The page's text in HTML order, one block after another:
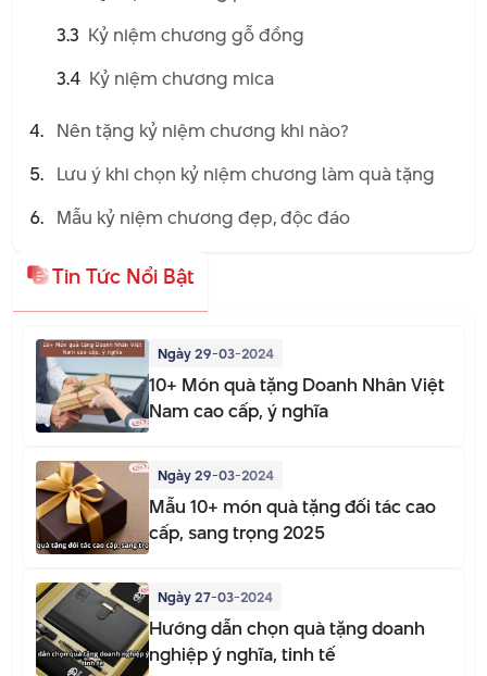
3.3 Kỷ niệm chương gỗ đồng
3.4 Kỷ niệm chương mica
Nên tặng kỷ niệm chương khi nào?
Lưu ý khi chọn kỷ niệm chương làm quà tặng
Mẫu kỷ niệm chương đẹp, độc đáo
Tin Tức Nổi Bật
Ngày 29-03-2024
10+ Món quà tặng Doanh Nhân Việt
Nam cao cấp, ý nghĩa
Ngày 29-03-2024
Mẫu 10+ món quà tặng đối tác cao
cấp, sang trọng 2025
Ngày 27-03-2024
Hướng dẫn chọn quà tặng doanh
nghiệp ý nghĩa, tinh tế